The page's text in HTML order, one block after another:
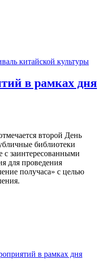
китайской культуры
в рамках дня
второй День
библиотеки
с заинтересованными
для проведения
получаса» с целью
в рамках дня